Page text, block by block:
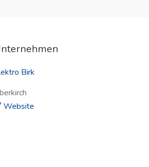
Birk
Website(öffnet in neuem Fenster)